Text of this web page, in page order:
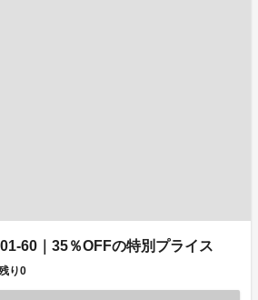
60｜35％OFFの特別プライス
り0